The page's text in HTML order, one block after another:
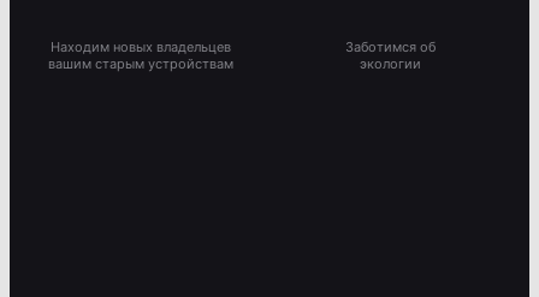
Находим новых владельцев
вашим старым устройствам
Заботимся об
экологии